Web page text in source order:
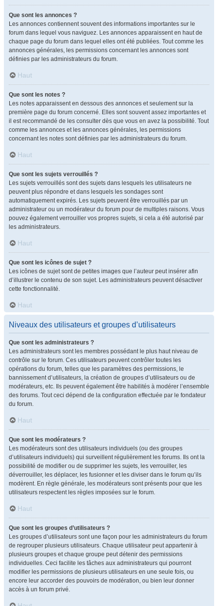
Que sont les annonces ?
Les annonces contiennent souvent des informations importantes sur le
forum dans lequel vous naviguez. Les annonces apparaissent en haut de
chaque page du forum dans lequel elles ont été publiées. Tout comme les
annonces générales, les permissions concernant les annonces sont
définies par les administrateurs du forum.
Haut
Que sont les notes ?
Les notes apparaissent en dessous des annonces et seulement sur la
première page du forum concerné. Elles sont souvent assez importantes et
il est recommandé de les consulter dès que vous en avez la possibilité. Tout
comme les annonces et les annonces générales, les permissions
concernant les notes sont définies par les administrateurs du forum.
Haut
Que sont les sujets verrouillés ?
Les sujets verrouillés sont des sujets dans lesquels les utilisateurs ne
peuvent plus répondre et dans lesquels les sondages sont
automatiquement expirés. Les sujets peuvent être verrouillés par un
administrateur ou un modérateur du forum pour de multiples raisons. Vous
pouvez également verrouiller vos propres sujets, si cela a été autorisé par
les administrateurs.
Haut
Que sont les icônes de sujet ?
Les icônes de sujet sont de petites images que l’auteur peut insérer afin
d’illustrer le contenu de son sujet. Les administrateurs peuvent désactiver
cette fonctionnalité.
Haut
Niveaux des utilisateurs et groupes d’utilisateurs
Que sont les administrateurs ?
Les administrateurs sont les membres possédant le plus haut niveau de
contrôle sur le forum. Ces utilisateurs peuvent contrôler toutes les
opérations du forum, telles que les paramètres des permissions, le
bannissement d’utilisateurs, la création de groupes d’utilisateurs ou de
modérateurs, etc. Ils peuvent également être habilités à modérer l’ensemble
des forums. Tout ceci dépend de la configuration effectuée par le fondateur
du forum.
Haut
Que sont les modérateurs ?
Les modérateurs sont des utilisateurs individuels (ou des groupes
d’utilisateurs individuels) qui surveillent régulièrement les forums. Ils ont la
possibilité de modifier ou de supprimer les sujets, les verrouiller, les
déverrouiller, les déplacer, les fusionner et les diviser dans le forum qu’ils
modèrent. En règle générale, les modérateurs sont présents pour que les
utilisateurs respectent les règles imposées sur le forum.
Haut
Que sont les groupes d’utilisateurs ?
Les groupes d’utilisateurs sont une façon pour les administrateurs du forum
de regrouper plusieurs utilisateurs. Chaque utilisateur peut appartenir à
plusieurs groupes et chaque groupe peut détenir des permissions
individuelles. Ceci facilite les tâches aux administrateurs qui pourront
modifier les permissions de plusieurs utilisateurs en une seule fois, ou
encore leur accorder des pouvoirs de modération, ou bien leur donner
accès à un forum privé.